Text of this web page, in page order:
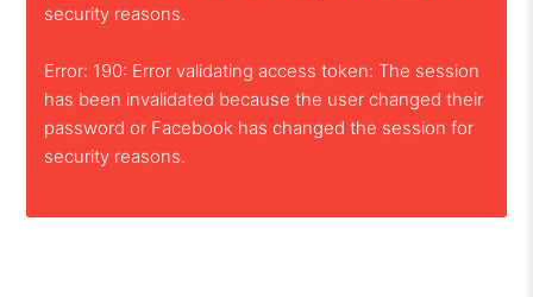
security reasons.
Error: 190: Error validating access token: The session
has been invalidated because the user changed their
password or Facebook has changed the session for
security reasons.